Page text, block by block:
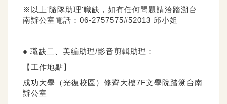
※以上'隨隊助理'職缺，如有任何問題請洽踏溯台
南辦公室電話：06-2757575#52013 邱小姐
● 職缺二、美編助理/影音剪輯助理：
【工作地點】
成功大學（光復校區）修齊大樓7F文學院踏溯台南
辦公室